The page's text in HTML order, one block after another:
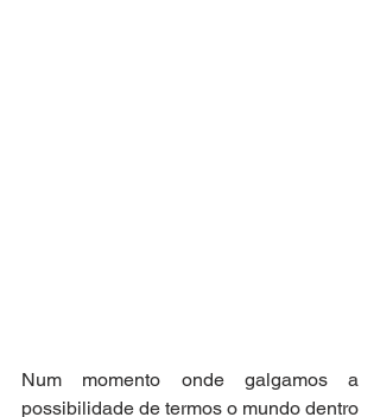
Num momento onde galgamos a
possibilidade de termos o mundo dentro